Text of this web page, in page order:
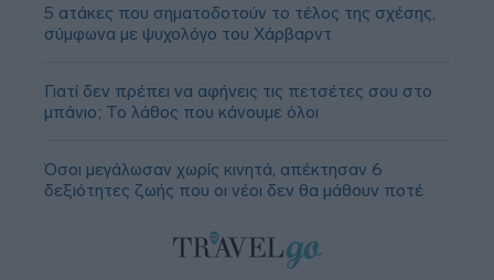
5 ατάκες που σηματοδοτούν το τέλος της σχέσης,
σύμφωνα με ψυχολόγο του Χάρβαρντ
Γιατί δεν πρέπει να αφήνεις τις πετσέτες σου στο
μπάνιο; Το λάθος που κάνουμε όλοι
Όσοι μεγάλωσαν χωρίς κινητά, απέκτησαν 6
δεξιότητες ζωής που οι νέοι δεν θα μάθουν ποτέ